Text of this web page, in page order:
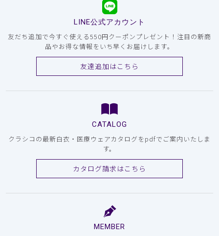
LINE公式アカウント
友だち追加で今すぐ使える550円クーポンプレゼント！注目の新商
品やお得な情報をいち早くお届けします。
友達追加はこちら
CATALOG
クラシコの最新白衣・医療ウェアカタログをpdfでご案内いたしま
す。
カタログ請求はこちら
MEMBER